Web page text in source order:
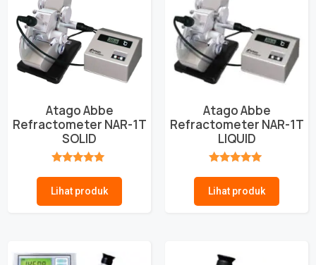
Atago Abbe
Refractometer NAR-1T
SOLID
Lihat produk
Atago Abbe
Refractometer NAR-1T
LIQUID
Lihat produk